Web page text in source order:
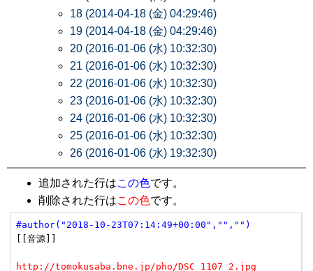
18 (2014-04-18 (金) 04:29:46)
19 (2014-04-18 (金) 04:29:46)
20 (2016-01-06 (水) 10:32:30)
21 (2016-01-06 (水) 10:32:30)
22 (2016-01-06 (水) 10:32:30)
23 (2016-01-06 (水) 10:32:30)
24 (2016-01-06 (水) 10:32:30)
25 (2016-01-06 (水) 10:32:30)
26 (2016-01-06 (水) 19:32:30)
追加された行はこの色です。
削除された行はこの色です。
#author("2018-10-23T07:14:49+00:00","","")
[[音源]]
http://tomokusaba.bne.jp/pho/DSC_1107_2.jpg